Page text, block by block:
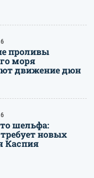
проливы
моря
движение дюн
шельфа:
новых
Каспия